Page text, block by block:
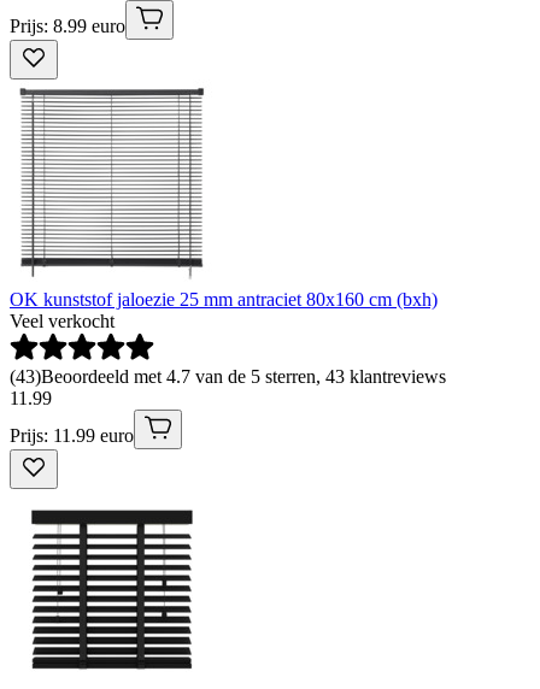
Prijs: 8.99 euro
OK kunststof jaloezie 25 mm antraciet 80x160 cm (bxh)
Veel verkocht
(43)Beoordeeld met 4.7 van de 5 sterren, 43 klantreviews
11 .99
Prijs: 11.99 euro